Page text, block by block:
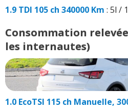
1.9 TDI 105 ch 340000 Km : 5l /
Consommation
les internautes)
1.0 EcoTSI 115 ch Manuelle,